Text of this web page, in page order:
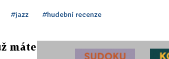
#jazz #hudební recenze
máte